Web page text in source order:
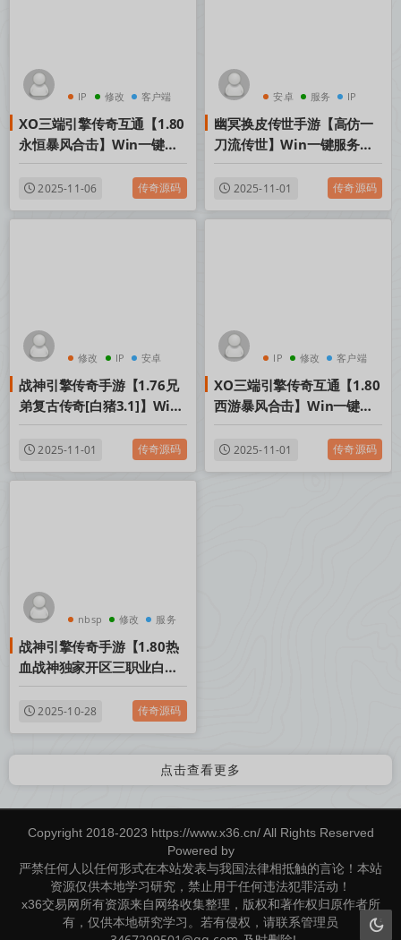
IP 修改 客户端
XO三端引擎传奇互通【1.80
永恒暴风合击】Win一键服
务端+PC安卓苹果三端+加密
工具+视频架设教程
2025-11-06 传奇源码
安卓 服务 IP
幽冥换皮传世手游【高仿一
刀流传世】Win一键服务端
+安卓+GM后台+视频架设教
程 2025-11-01 传奇源码
修改 IP 安卓
战神引擎传奇手游【1.76兄
弟复古传奇[白猪3.1]】Win
一键服务端+安卓苹果双端
+GM授权后台+视频架设教
2025-11-01 传奇源码
IP 修改 客户端
XO三端引擎传奇互通【1.80
西游暴风合击】Win一键服
务端+PC安卓苹果三端+加密
工具+视频架设教程
2025-11-01 传奇源码
nbsp 修改 服务
战神引擎传奇手游【1.80热
血战神独家开区三职业白猪
3.0】Win一键服务端+安卓
苹果双端+GM授权后台+视
2025-10-28 传奇源码
点击查看更多
Copyright 2018-2023 https://www.x36.cn/ All Rights Reserved
Powered by
严禁任何人以任何形式在本站发表与我国法律相抵触的言论！本站
资源仅供本地学习研究，禁止用于任何违法犯罪活动！
x36交易网所有资源来自网络收集整理，版权和著作权归原作者所
有，仅供本地研究学习。若有侵权，请联系管理员